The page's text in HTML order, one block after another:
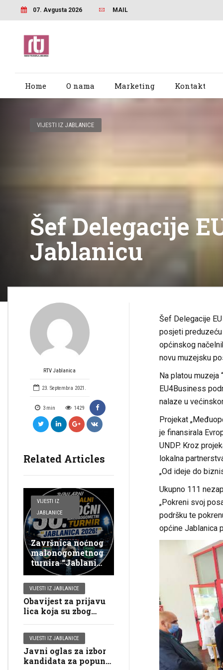
07. Avgusta 2026 MAIL
Home O nama Marketing Kontakt
VIJESTI IZ JABLANICE
Šef Delegacije
Jablanicu
RTV Jablanica
23. Septembra 2021.
3 min 1429
Related Articles
VIJESTI IZ
JABLANICE
Završnica noćnog
malonogometnog
turnira “Jablanica
2026”
VIJESTI IZ JABLANICE
Obavijest za prijavu
lica koja su zbog
invalidnosti vezana
za svoje domove za
glasanje putem
mobilnog tima na
VIJESTI IZ JABLANICE
Javni oglas za izbor
kandidata za popunu
Šef Delegacije
posjeti preduzeću
općinskog
novu muzejsku
Na platou muzeja
EU4Business
nalaze u
Projekat
je finansirala
UNDP. Kroz
lokalna
„Od ideje do
Ukupno 111
„Pokreni svoj
podršku te
općine Jablanica